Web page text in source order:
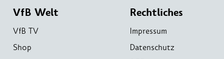
VfB Welt
VfB TV
Shop
Rechtliches
Impressum
Datenschutz